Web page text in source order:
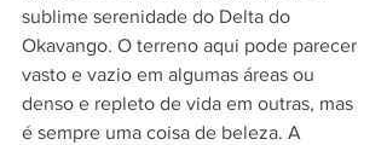
sublime serenidade do Delta do
Okavango. O terreno aqui pode parecer
vasto e vazio em algumas áreas ou
denso e repleto de vida em outras, mas
é sempre uma coisa de beleza. A